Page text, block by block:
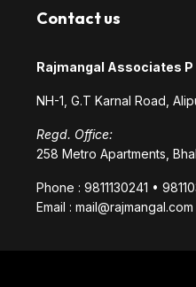
Contact us
Rajmangal Associates P
NH-1, G.T Karnal Road,
Regd. Office:
258 Metro Apartments,
Phone : 9811130241 •
Email : mail@rajmangal.com